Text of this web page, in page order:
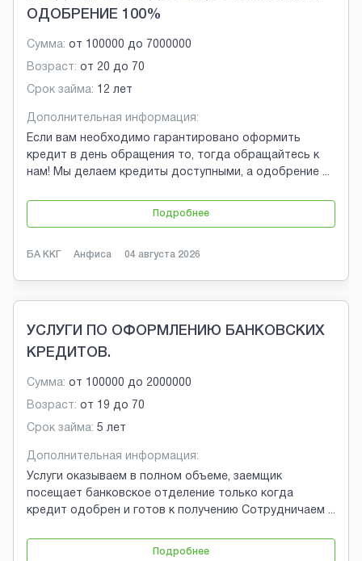
ОДОБРЕНИЕ 100%
Сумма: от 100000 до 7000000
Возраст: от 20 до 70
Срок займа: 12 лет
Дополнительная информация:
Если вам необходимо гарантировано оформить
кредит в день обращения то, тогда обращайтесь к
нам! Мы делаем кредиты доступными, а одобрение ...
Подробнее
БА ККГ Анфиса 04 августа 2026
УСЛУГИ ПО ОФОРМЛЕНИЮ БАНКОВСКИХ
КРЕДИТОВ.
Сумма: от 100000 до 2000000
Возраст: от 19 до 70
Срок займа: 5 лет
Дополнительная информация:
Услуги оказываем в полном объеме, заемщик
посещает банковское отделение только когда
кредит одобрен и готов к получению Сотрудничаем ...
Подробнее